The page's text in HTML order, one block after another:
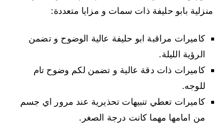
منزلية بابو حليفة ذات سمات و مزايا متعددة:
كاميرات مراقبة ابو حليفة عالية الوضوح و تضمن
الرؤية الليلة.
كاميرات ذات دقة عالية و تضمن لكم وضوح تام
للوجه.
كاميرات تعطي تنبيهات تحذيرية عند مرور اي جسم
من امامها مهما كانت درجة الصغر.